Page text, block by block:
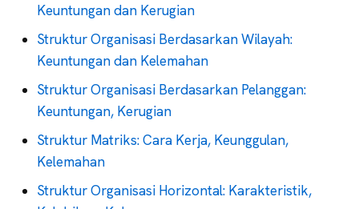
Keuntungan dan Kerugian
Struktur Organisasi Berdasarkan Wilayah:
Keuntungan dan Kelemahan
Struktur Organisasi Berdasarkan Pelanggan:
Keuntungan, Kerugian
Struktur Matriks: Cara Kerja, Keunggulan,
Kelemahan
Struktur Organisasi Horizontal: Karakteristik,